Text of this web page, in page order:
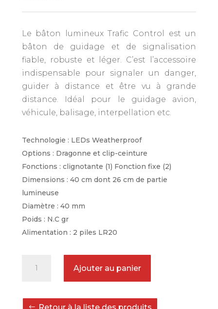
Le bâton lumineux Trafic Control est un
bâton de guidage et de signalisation
fiable, robuste et léger. C’est l’accessoire
indispensable pour signaler un danger,
guider à distance et être vu à grande
distance. Idéal pour le guidage avion,
véhicule, balisage, interpellation etc.
Technologie : LEDs Weatherproof
Options : Dragonne et clip-ceinture
Fonctions : clignotante (1) Fonction fixe (2)
Dimensions : 40 cm dont 26 cm de partie
lumineuse
Diamètre : 40 mm
Poids : N.C gr
Alimentation : 2 piles LR20
lumineux
Ajouter au panier